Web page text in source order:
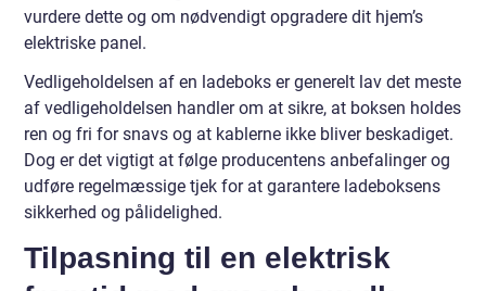
vurdere dette og om nødvendigt opgradere dit hjem’s
elektriske panel.
Vedligeholdelsen af en ladeboks er generelt lav det meste
af vedligeholdelsen handler om at sikre, at boksen holdes
ren og fri for snavs og at kablerne ikke bliver beskadiget.
Dog er det vigtigt at følge producentens anbefalinger og
udføre regelmæssige tjek for at garantere ladeboksens
sikkerhed og pålidelighed.
Tilpasning til en elektrisk